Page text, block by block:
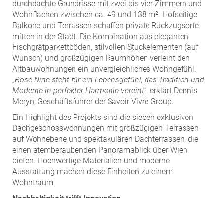
durchdachte Grundrisse mit zwei bis vier Zimmern und
Wohnflächen zwischen ca. 49 und 138 m². Hofseitige
Balkone und Terrassen schaffen private Rückzugsorte
mitten in der Stadt. Die Kombination aus eleganten
Fischgrätparkettböden, stilvollen Stuckelementen (auf
Wunsch) und großzügigen Raumhöhen verleiht den
Altbauwohnungen ein unvergleichliches Wohngefühl.
„Rose Nine steht für ein Lebensgefühl, das Tradition und
Moderne in perfekter Harmonie vereint“, erklärt Dennis
Meryn, Geschäftsführer der Savoir Vivre Group.
Ein Highlight des Projekts sind die sieben exklusiven
Dachgeschosswohnungen mit großzügigen Terrassen
auf Wohnebene und spektakulären Dachterrassen, die
einen atemberaubenden Panoramablick über Wien
bieten. Hochwertige Materialien und moderne
Ausstattung machen diese Einheiten zu einem
Wohntraum.